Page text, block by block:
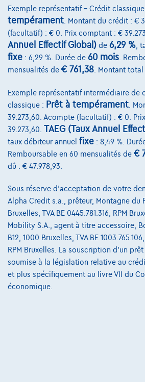
Comparer
Voir le véhicule
BMW 420i Cabrio - 2ans/jaar garantie
05/2025
12.597 km Essence
135 kW ( 184 CV )
€52.690
Exemple représentatif – Crédit
tempérament . Montant du crédit : €
(facultatif) : € 0. Prix comptant : €
Annuel Effectif Global) de 6,29 % ,
fixe : 6,29 %. Durée de 60 mois .
mensualités de € 761,38 . Montant
Exemple représentatif intermédiaire de
classique : Prêt à tempérament .
39.273,60. Acompte (facultatif) : € 0.
39.273,60. TAEG (Taux Annuel
taux débiteur annuel fixe : 8,49 %.
Remboursable en 60 mensualités de €
dû : € 47.978,93.
Sous réserve d'acceptation de votre
Alpha Credit s.a., prêteur, Montagne du
Bruxelles, TVA BE 0445.781.316, RPM
Mobility S.A., agent à titre accessoire,
B12, 1000 Bruxelles, TVA BE
RPM Bruxelles. La souscription d'un
soumise à la législation relative au
et plus spécifiquement au livre VII du
économique.